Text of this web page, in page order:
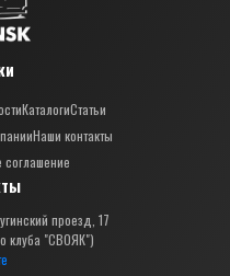
КаталогиСтатьи
Наши контакты
соглашение
проезд, 17
клуба "СВОЯК")